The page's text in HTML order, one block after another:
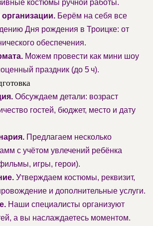
костюмы ручной работы.
Берём на себя все
Дня рождения в Троицке: от
обеспечения.
Можем провести как мини шоу
праздник (до 5 ч).
Обсуждаем детали: возраст
гостей, бюджет, место и дату
Предлагаем несколько
с учётом увлечений ребёнка
игры, герои).
Утверждаем костюмы, реквизит,
и дополнительные услуги.
Наши специалисты организуют
а вы наслаждаетесь моментом.